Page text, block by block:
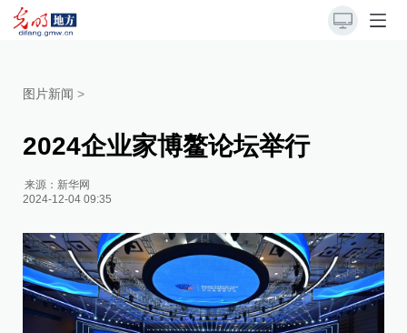
图片新闻 >
2024企业家博鳌论坛举行
来源： 新华网
2024-12-04 09:35